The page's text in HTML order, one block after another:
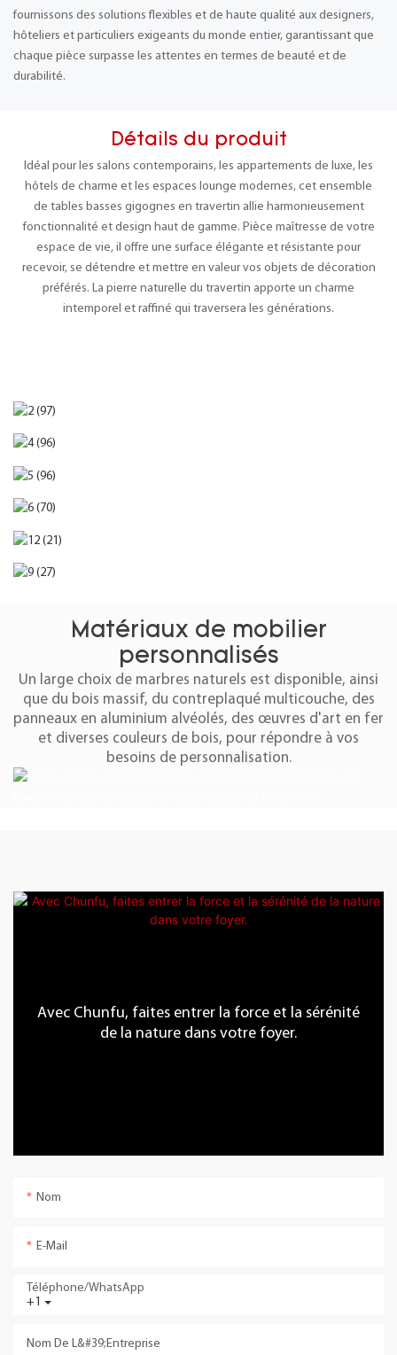
fournissons des solutions flexibles et de haute qualité aux designers,
hôteliers et particuliers exigeants du monde entier, garantissant que
chaque pièce surpasse les attentes en termes de beauté et de
durabilité.
Détails du produit
Idéal pour les salons contemporains, les appartements de luxe, les
hôtels de charme et les espaces lounge modernes, cet ensemble
de tables basses gigognes en travertin allie harmonieusement
fonctionnalité et design haut de gamme. Pièce maîtresse de votre
espace de vie, il offre une surface élégante et résistante pour
recevoir, se détendre et mettre en valeur vos objets de décoration
préférés. La pierre naturelle du travertin apporte un charme
intemporel et raffiné qui traversera les générations.
Matériaux de mobilier
personnalisés
Un large choix de marbres naturels est disponible, ainsi
que du bois massif, du contreplaqué multicouche, des
panneaux en aluminium alvéolés, des œuvres d'art en fer
et diverses couleurs de bois, pour répondre à vos
besoins de personnalisation.
Avec Chunfu, faites entrer la force et la sérénité
de la nature dans votre foyer.
Nom
E-Mail
+1
Téléphone/WhatsApp
Nom De L&#39;entreprise